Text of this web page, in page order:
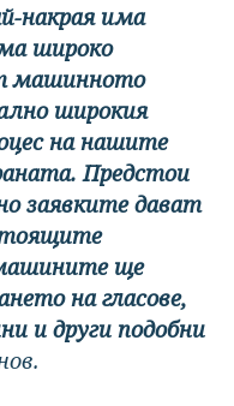
накрая има
широко
машинното
широкия
на нашите
Предстои
заявките дават
ще
на гласове,
и други подобни